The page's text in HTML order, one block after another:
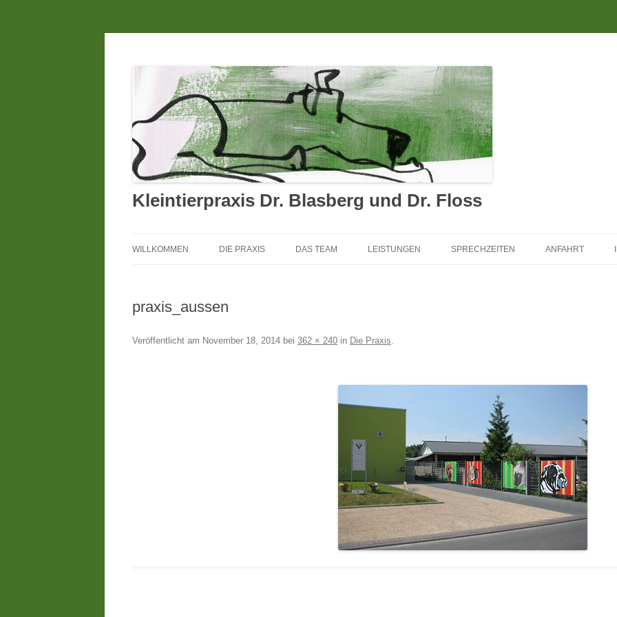
Kleintierpraxis Dr. Blasberg und Dr. Floss
WILLKOMMEN DIE PRAXIS DAS TEAM LEISTUNGEN SPRECHZEITEN ANFAHRT
praxis_aussen
Veröffentlicht am November 18, 2014 bei 362 × 240 in Die Praxis.